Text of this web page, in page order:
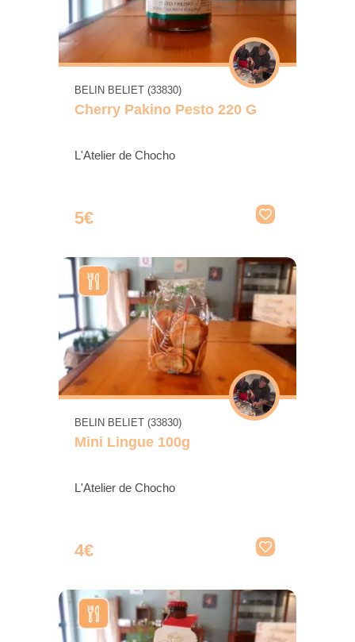
BELIN BELIET (33830)
Cherry Pakino Pesto 220 G
L'Atelier de Chocho
5€
BELIN BELIET (33830)
Mini Lingue 100g
L'Atelier de Chocho
4€